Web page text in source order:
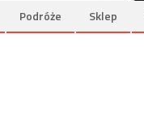
Podróże Sklep